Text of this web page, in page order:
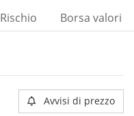
Rischio Borsa valori
Avvisi di prezzo